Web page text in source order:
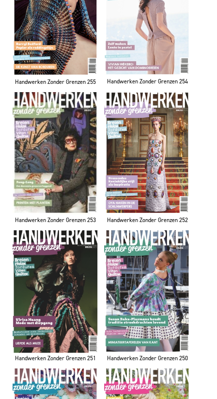
Handwerken Zonder Grenzen 255 Handwerken Zonder Grenzen 254
Handwerken Zonder Grenzen 253 Handwerken Zonder Grenzen 252
Handwerken Zonder Grenzen 251 Handwerken Zonder Grenzen 250